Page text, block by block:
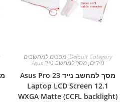
Default Category
,מסכים למחשבים
ניידים,מסך למחשב נייד Asus
מסך למחשב נייד Asus Pro 23
Laptop LCD Screen 12.1
WXGA Matte (CCFL backlight)